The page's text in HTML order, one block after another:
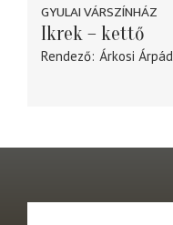
GYULAI VÁRSZÍNHÁZ
Ikrek – kettő
Rendező Árkosi Árpád